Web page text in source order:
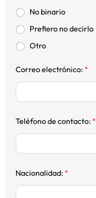
No binario
Prefiero no decirlo
Otro
Correo electrónico: *
Teléfono de contacto: *
Nacionalidad: *